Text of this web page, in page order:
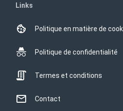
Links
Politique en matière de
Politique de confidentialité
Termes et conditions
Contact